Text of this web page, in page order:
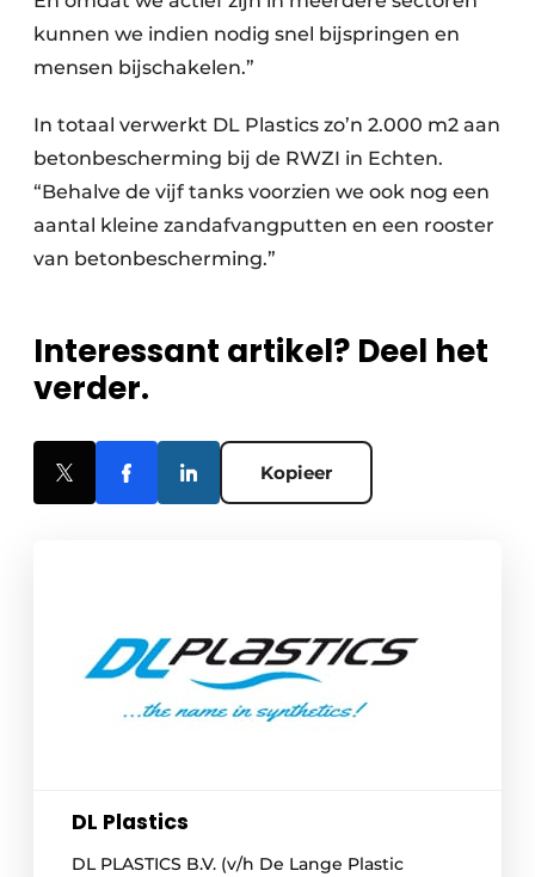
kunnen we indien nodig snel bijspringen en
mensen bijschakelen.”
In totaal verwerkt DL Plastics zo’n 2.000 m2 aan
betonbescherming bij de RWZI in Echten.
“Behalve de vijf tanks voorzien we ook nog een
aantal kleine zandafvangputten en een rooster
van betonbescherming.”
Interessant artikel? Deel het
verder.
Kopieer
DL Plastics
DL PLASTICS B.V. (v/h De Lange Plastic